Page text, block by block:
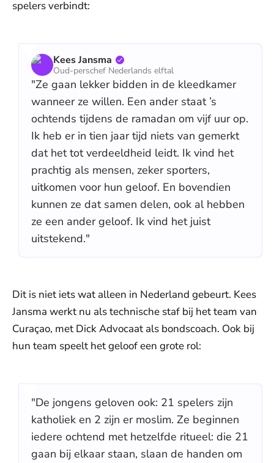
spelers verbindt:
Kees Jansma
Oud-perschef Nederlands elftal
"Ze gaan lekker bidden in de kleedkamer
wanneer ze willen. Een ander staat ’s
ochtends tijdens de ramadan om vijf uur op.
Ik heb er in tien jaar tijd niets van gemerkt
dat het tot verdeeldheid leidt. Ik vind het
prachtig als mensen, zeker sporters,
uitkomen voor hun geloof. En bovendien
kunnen ze dat samen delen, ook al hebben
ze een ander geloof. Ik vind het juist
uitstekend."
Dit is niet iets wat alleen in Nederland gebeurt. Kees
Jansma werkt nu als technische staf bij het team van
Curaçao, met Dick Advocaat als bondscoach. Ook bij
hun team speelt het geloof een grote rol:
"De jongens geloven ook: 21 spelers zijn
katholiek en 2 zijn er moslim. Ze beginnen
iedere ochtend met hetzelfde ritueel: die 21
gaan bij elkaar staan, slaan de handen om